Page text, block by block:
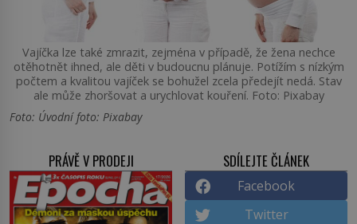
Vajíčka lze také zmrazit, zejména v případě, že žena nechce
otěhotnět ihned, ale děti v budoucnu plánuje. Potížím s nízkým
počtem a kvalitou vajíček se bohužel zcela předejít nedá. Stav
ale může zhoršovat a urychlovat kouření. Foto: Pixabay
Foto: Úvodní foto: Pixabay
PRÁVĚ V PRODEJI SDÍLEJTE ČLÁNEK
Facebook
Twitter